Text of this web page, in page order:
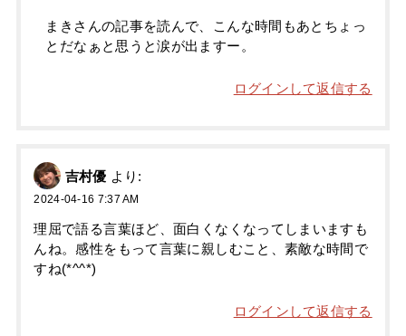
まきさんの記事を読んで、こんな時間もあとちょっ
とだなぁと思うと涙が出ますー。
ログインして返信する
吉村優 より:
2024-04-16 7:37 AM
理屈で語る言葉ほど、面白くなくなってしまいますも
んね。感性をもって言葉に親しむこと、素敵な時間で
すね(*^^*)
ログインして返信する